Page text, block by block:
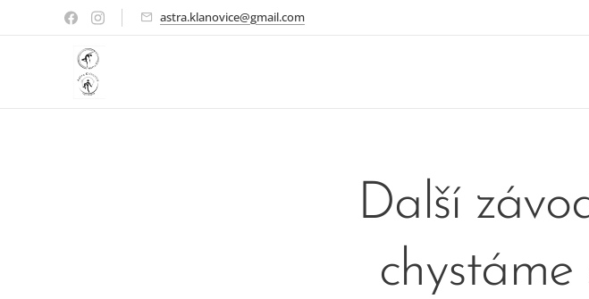
astra.klanovice@gmail.com
Další